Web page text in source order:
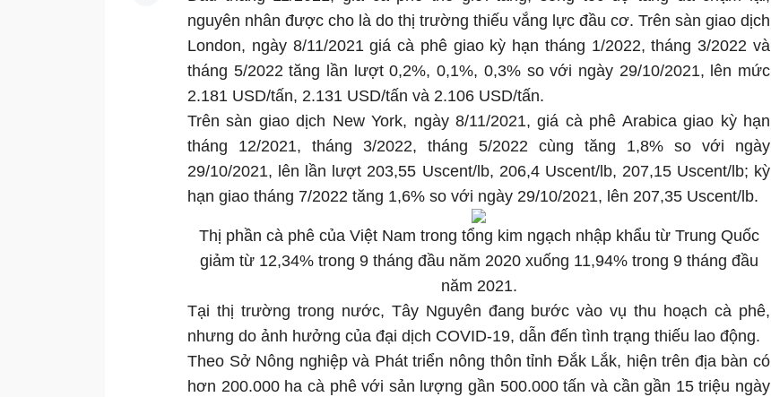
nguyên nhân được cho là do thị trường thiếu vắng lực đầu cơ. Trên sàn giao dịch
London, ngày 8/11/2021 giá cà phê giao kỳ hạn tháng 1/2022, tháng 3/2022 và
tháng 5/2022 tăng lần lượt 0,2%, 0,1%, 0,3% so với ngày 29/10/2021, lên mức
2.181 USD/tấn, 2.131 USD/tấn và 2.106 USD/tấn.
Trên sàn giao dịch New York, ngày 8/11/2021, giá cà phê Arabica giao kỳ hạn
tháng 12/2021, tháng 3/2022, tháng 5/2022 cùng tăng 1,8% so với ngày
29/10/2021, lên lần lượt 203,55 Uscent/lb, 206,4 Uscent/lb, 207,15 Uscent/lb; kỳ
hạn giao tháng 7/2022 tăng 1,6% so với ngày 29/10/2021, lên 207,35 Uscent/lb.
Thị phần cà phê của Việt Nam trong tổng kim ngạch nhập khẩu từ Trung Quốc
giảm từ 12,34% trong 9 tháng đầu năm 2020 xuống 11,94% trong 9 tháng đầu
năm 2021.
Tại thị trường trong nước, Tây Nguyên đang bước vào vụ thu hoạch cà phê,
nhưng do ảnh hưởng của đại dịch COVID-19, dẫn đến tình trạng thiếu lao động.
Theo Sở Nông nghiệp và Phát triển nông thôn tỉnh Đắk Lắk, hiện trên địa bàn có
hơn 200.000 ha cà phê với sản lượng gần 500.000 tấn và cần gần 15 triệu ngày